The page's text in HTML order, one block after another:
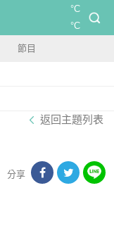
°C
°C
節目
返回主題列表
分享